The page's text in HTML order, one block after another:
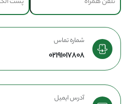
شماره تماس
02191017808
آدرس ایمیل